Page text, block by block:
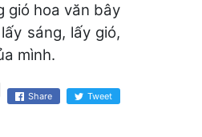
gió hoa văn bây
sáng, lấy gió,
mình.
Share Tweet